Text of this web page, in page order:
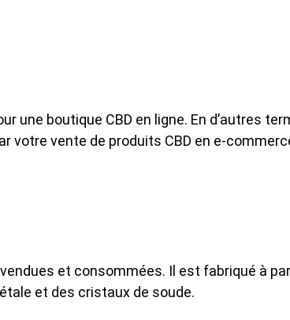
une boutique CBD en ligne. En d’autres
votre vente de produits CBD en e-
vendues et consommées. Il est fabriqué à
et des cristaux de soude.